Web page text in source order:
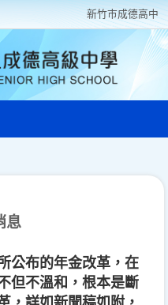
新竹巿成德高中
息
公布的年金改革，在
但不溫和，根本是斷